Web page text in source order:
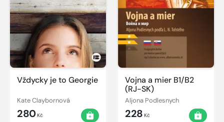
Vždycky je to Georgie
Kate Claybornová
280Kč
Vojna a mier B1/B2
(RJ-SK)
Aljona Podlesnych
228 Kč